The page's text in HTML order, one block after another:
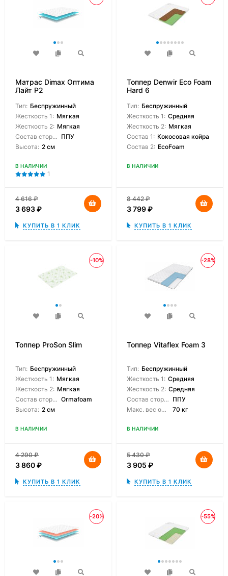
Матрас Dimax Оптима
Лайт P2
Тип: Беспружинный
Жесткость 1: Мягкая
Жесткость 2: Мягкая
Состав сторон: ППУ
Высота: 2 см
В НАЛИЧИИ
1
4 616₽
3 693₽
КУПИТЬ В 1 КЛИК
Топпер Denwir Eco Foam
Hard 6
Тип: Беспружинный
Жесткость 1: Средняя
Жесткость 2: Мягкая
Состав 1: Кокосовая койра
Состав 2: EcoFoam
В НАЛИЧИИ
8 442₽
3 799₽
КУПИТЬ В 1 КЛИК
-10%
Топпер ProSon Slim
Тип: Беспружинный
Жесткость 1: Мягкая
Жесткость 2: Мягкая
Состав сторон: Ormafoam
Высота: 2 см
В НАЛИЧИИ
4 290₽
3 860₽
КУПИТЬ В 1 КЛИК
-28%
Топпер Vitaflex Foam 3
Тип: Беспружинный
Жесткость 1: Средняя
Жесткость 2: Средняя
Состав сторон: ППУ
Макс. вес одного спящего:
70 кг
В НАЛИЧИИ
5 430₽
3 905 ₽
КУПИТЬ В 1 КЛИК
-20% -55%